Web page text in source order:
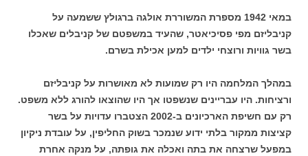
במאי 1942 מספרת המשוררת אולגה ברגולץ ששמעה על
קניבליזם מפי פסיכיאטר, שהעיד במשפטם של קניבלים שאכלו
בשר גוויות ורוצחי ילדים למען אכילת בשרם.
במהלך המלחמה היו רק שמועות לא מאושרות על קניבליזם
ורציחות. היו עבריינים שנשפטו אך היו שהוצאו להורג ללא משפט.
רק עם חשיפת הארכיונים ב-2002 הצטברו עדויות על בשר
קציצות ממקור בלתי ידוע שנמכר בשוק החליפין, על עובדת ניקיון
במפעל שרצחה את בתה ואכלה את גופתה, על מנקה אחרת